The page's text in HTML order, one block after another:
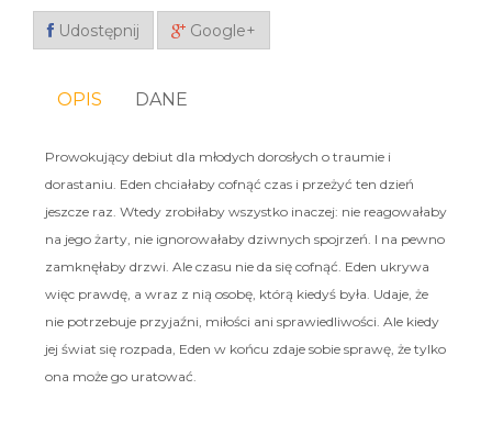
Udostępnij Google+
OPIS DANE
Prowokujący debiut dla młodych dorosłych o traumie i
dorastaniu. Eden chciałaby cofnąć czas i przeżyć ten dzień
jeszcze raz. Wtedy zrobiłaby wszystko inaczej: nie reagowałaby
na jego żarty, nie ignorowałaby dziwnych spojrzeń. I na pewno
zamknęłaby drzwi. Ale czasu nie da się cofnąć. Eden ukrywa
więc prawdę, a wraz z nią osobę, którą kiedyś była. Udaje, że
nie potrzebuje przyjaźni, miłości ani sprawiedliwości. Ale kiedy
jej świat się rozpada, Eden w końcu zdaje sobie sprawę, że tylko
ona może go uratować.